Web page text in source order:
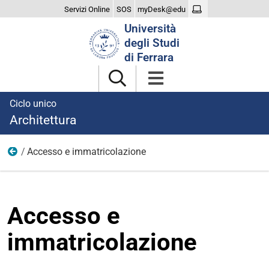
Servizi Online SOS myDesk@edu
Università
degli Studi
di Ferrara
Ciclo unico
Architettura
Iscriversi
Accesso e immatricolazione
Accesso e
immatricolazione